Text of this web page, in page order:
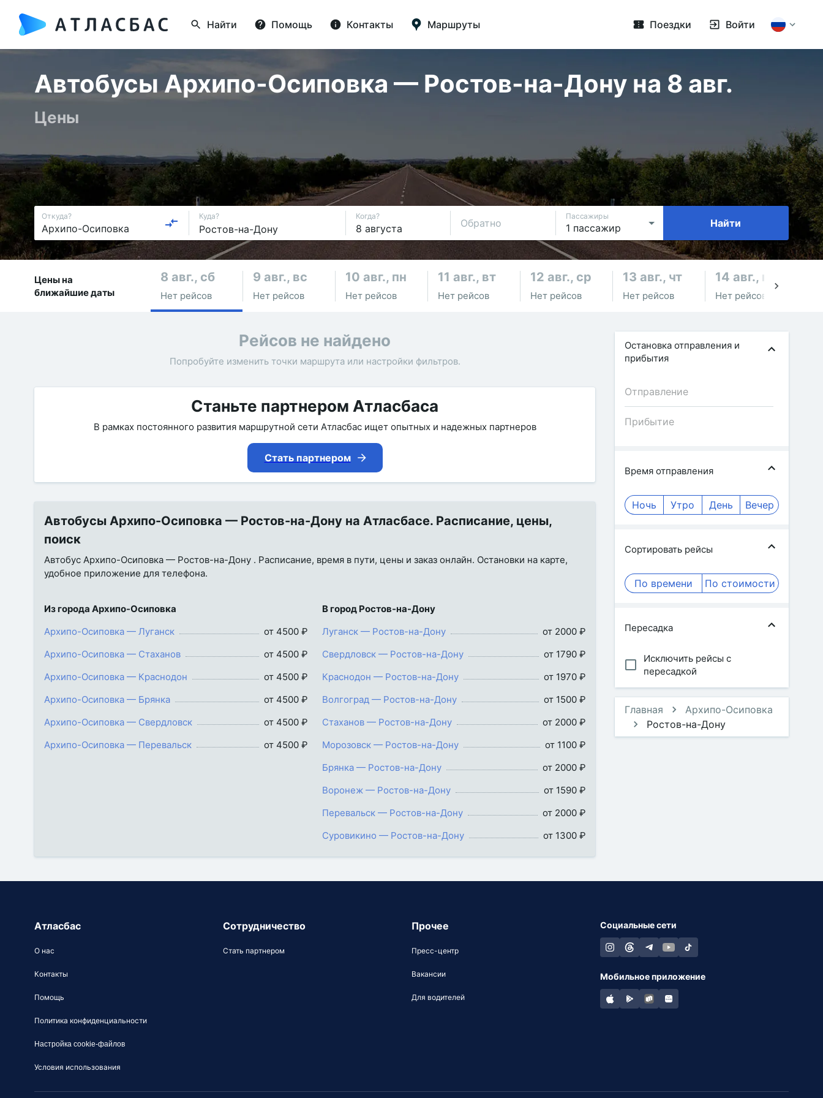
Найти Помощь Контакты Маршруты Поездки Войти
Автобусы Архипо-Осиповка — Ростов-на-Дону на 8 авг.
Цены
Откуда? Куда? Когда?
Обратно
Пассажиры
Найти
Цены на
ближайшие даты
8 авг., сб
Нет рейсов
9 авг., вс
Нет рейсов
10 авг., пн
Нет рейсов
11 авг., вт
Нет рейсов
12 авг., ср
Нет рейсов
13 авг., чт
Нет рейсов
14 авг., пт
Нет рейсов
Рейсов не найдено
Попробуйте изменить точки маршрута или настройки фильтров.
Станьте партнером Атласбаса
В рамках постоянного развития маршрутной сети Атласбас ищет опытных и надежных партнеров
Стать партнером
Автобусы Архипо-Осиповка — Ростов-на-Дону на Атласбасе. Расписание, цены,
поиск
Автобус Архипо-Осиповка — Ростов-на-Дону . Расписание, время в пути, цены и заказ онлайн. Остановки на карте,
удобное приложение для телефона.
Из города Архипо-Осиповка
Архипо-Осиповка — Луганск
от 4500 ₽
Архипо-Осиповка — Стаханов
от 4500 ₽
Архипо-Осиповка — Краснодон
от 4500 ₽
Архипо-Осиповка — Брянка
от 4500 ₽
Архипо-Осиповка — Свердловск
от 4500 ₽
Архипо-Осиповка — Перевальск
от 4500 ₽
В город Ростов-на-Дону
Луганск — Ростов-на-Дону
от 2000 ₽
Свердловск — Ростов-на-Дону
от 1790 ₽
Краснодон — Ростов-на-Дону
от 1970 ₽
Волгоград — Ростов-на-Дону
от 1500 ₽
Стаханов — Ростов-на-Дону
от 2000 ₽
Морозовск — Ростов-на-Дону
от 1100 ₽
Брянка — Ростов-на-Дону
от 2000 ₽
Воронеж — Ростов-на-Дону
от 1590 ₽
Перевальск — Ростов-на-Дону
от 2000 ₽
Суровикино — Ростов-на-Дону
от 1300 ₽
Остановка отправления и
прибытия
Время отправления
Ночь Утро День Вечер
Сортировать рейсы
По времени По стоимости
Пересадка
Исключить рейсы с
пересадкой
Главная
Архипо-Осиповка
Ростов-на-Дону
Атласбас
О нас
Контакты
Помощь
Политика конфиденциальности
Настройка cookie-файлов
Условия использования
Сотрудничество
Стать партнером
Прочее
Пресс-центр
Вакансии
Для водителей
Социальные сети
Мобильное приложение